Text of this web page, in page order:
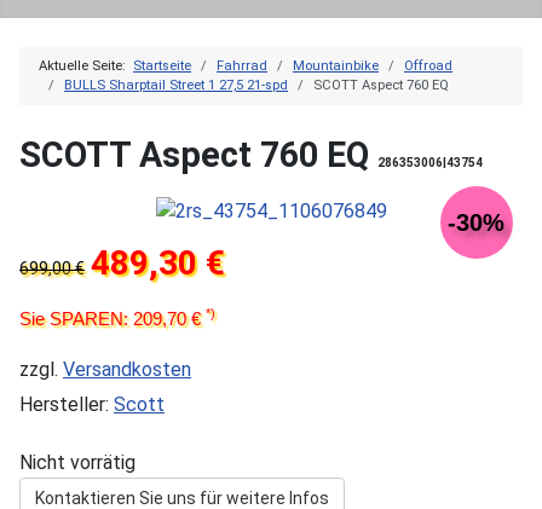
Aktuelle Seite: Startseite Fahrrad Mountainbike
Offroad
BULLS Sharptail Street 1 27,5 21-spd
SCOTT Aspect 760 EQ
SCOTT Aspect 760 EQ 286353006|43754
-30%
699,00 € 489,30 €
Sie SPAREN: 209,70 €*)
zzgl. Versandkosten
Hersteller: Scott
Nicht vorrätig
Kontaktieren Sie uns für weitere Infos